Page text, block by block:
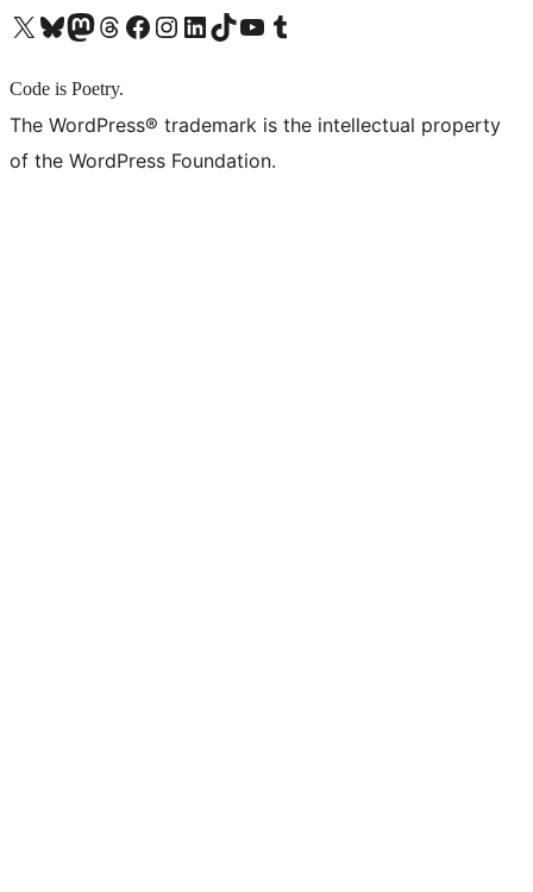
X (旧 Twitter) アカウントへBluesky アカウントへMastodon アカウントへThreads アカウントへ Facebook ページへInstagram アカウントへ LinkedIn アカウントへTikTok アカウントへYouTube チャンネルへ Tumblr アカウントへ
Code is Poetry.
The WordPress® trademark is the intellectual property
of the WordPress Foundation.